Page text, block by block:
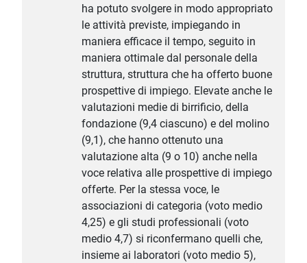
ha potuto svolgere in modo appropriato
le attività previste, impiegando in
maniera efficace il tempo, seguito in
maniera ottimale dal personale della
struttura, struttura che ha offerto buone
prospettive di impiego. Elevate anche le
valutazioni medie di birrificio, della
fondazione (9,4 ciascuno) e del molino
(9,1), che hanno ottenuto una
valutazione alta (9 o 10) anche nella
voce relativa alle prospettive di impiego
offerte. Per la stessa voce, le
associazioni di categoria (voto medio
4,25) e gli studi professionali (voto
medio 4,7) si riconfermano quelli che,
insieme ai laboratori (voto medio 5),